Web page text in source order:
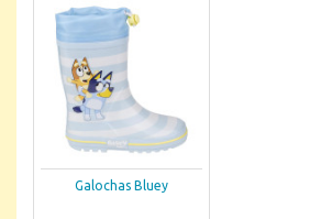
Galochas Bluey